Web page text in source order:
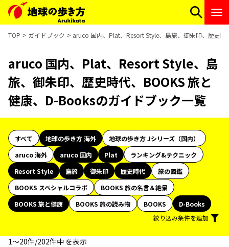
TOP ガイドブック aruco 国内、Plat、Resort Style、島旅、御朱印、歴史
aruco 国内、Plat、Resort Style、島
旅、御朱印、歴史時代、BOOKS 旅と
健康、D-Booksのガイドブック一覧
すべて 地球の歩き方 海外
地球の歩き方 Jシリーズ（国内）
aruco 海外
aruco 国内 Plat
ランキング&テクニック
Resort Style
島旅 御朱印 歴史時代
旅の図鑑
BOOKS スペシャルコラボ
BOOKS 旅の名言＆絶景
BOOKS 旅と健康
BOOKS 旅の読み物 BOOKS
D-Books
絞り込み条件を追加
1〜20件/202件中 を表示